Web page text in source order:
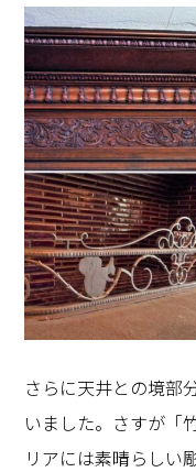
さらに天井との境部
いました。さすが「
リアには素晴らしい